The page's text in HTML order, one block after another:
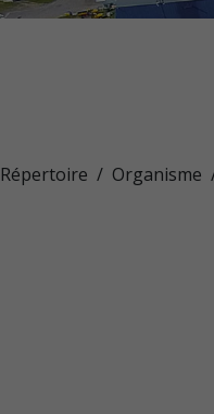
Répertoire Organisme